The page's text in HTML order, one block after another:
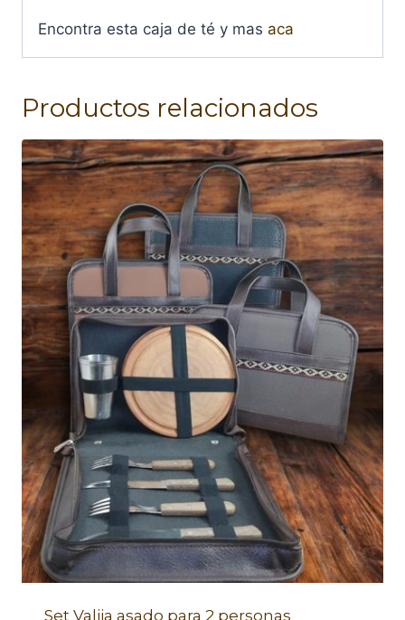
Encontra esta caja de té y mas aca
Productos relacionados
Set Valija asado para 2 personas